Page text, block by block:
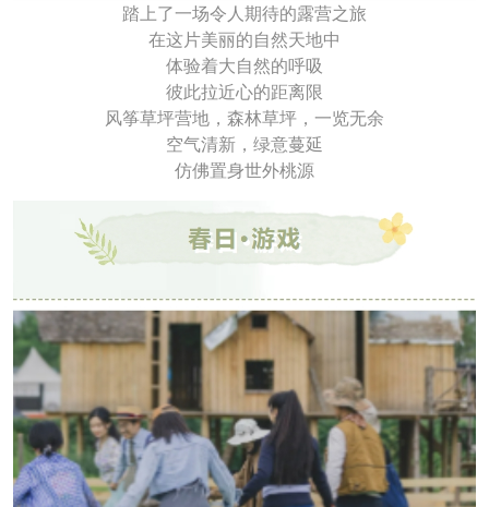
踏上了一场令人期待的露营之旅
在这片美丽的自然天地中
体验着大自然的呼吸
彼此拉近心的距离限
风筝草坪营地，森林草坪，一览无余
空气清新，绿意蔓延
仿佛置身世外桃源